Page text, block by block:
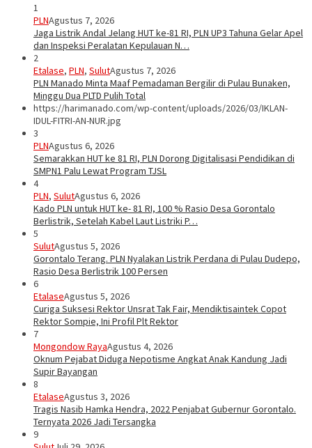
1
PLNAgustus 7, 2026
Jaga Listrik Andal Jelang HUT ke-81 RI, PLN UP3 Tahuna Gelar Apel
dan Inspeksi Peralatan Kepulauan N…
2
Etalase, PLN, SulutAgustus 7, 2026
PLN Manado Minta Maaf Pemadaman Bergilir di Pulau Bunaken,
Minggu Dua PLTD Pulih Total
https://harimanado.com/wp-content/uploads/2026/03/IKLAN-
IDUL-FITRI-AN-NUR.jpg
3
PLNAgustus 6, 2026
Semarakkan HUT ke 81 RI, PLN Dorong Digitalisasi Pendidikan di
SMPN1 Palu Lewat Program TJSL
4
PLN, SulutAgustus 6, 2026
Kado PLN untuk HUT ke- 81 RI, 100 % Rasio Desa Gorontalo
Berlistrik, Setelah Kabel Laut Listriki P…
5
SulutAgustus 5, 2026
Gorontalo Terang. PLN Nyalakan Listrik Perdana di Pulau Dudepo,
Rasio Desa Berlistrik 100 Persen
6
EtalaseAgustus 5, 2026
Curiga Suksesi Rektor Unsrat Tak Fair, Mendiktisaintek Copot
Rektor Sompie, Ini Profil Plt Rektor
7
Mongondow RayaAgustus 4, 2026
Oknum Pejabat Diduga Nepotisme Angkat Anak Kandung Jadi
Supir Bayangan
8
EtalaseAgustus 3, 2026
Tragis Nasib Hamka Hendra, 2022 Penjabat Gubernur Gorontalo.
Ternyata 2026 Jadi Tersangka
9